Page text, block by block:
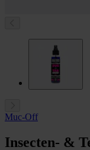
Muc-Off
Insecten- &